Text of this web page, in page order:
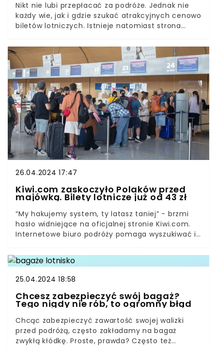
Nikt nie lubi przepłacać za podróże. Jednak nie
każdy wie, jak i gdzie szukać atrakcyjnych cenowo
biletów lotniczych. Istnieje natomiast strona
“Linie lotnicze nie chcą, abyś znał tę stronę z
najtańszymi lotami” - słyszmy na początku
nagrania Dominika Kloski na TikToku.
26.04.2024 17:47
Kiwi.com zaskoczyło Polaków przed
majówką. Bilety lotnicze już od 43 zł
“My hakujemy system, ty latasz taniej” - brzmi
hasło widniejące na oficjalnej stronie Kiwi.com.
Internetowe biuro podróży pomaga wyszukiwać i
cenach. Tuż przed majówką zaskoczyło Polaków,
bowiem ogłosiło “Błyskawiczną wyprzedaż”.
25.04.2024 18:58
Chcesz zabezpieczyć swój bagaż?
Tego nigdy nie rób, to ogromny błąd
Chcąc zabezpieczyć zawartość swojej walizki
przed podróżą, często zakładamy na bagaż
zwykłą kłódkę. Proste, prawda? Często też